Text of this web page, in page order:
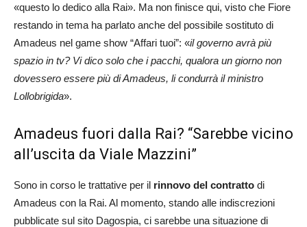
«questo lo dedico alla Rai». Ma non finisce qui, visto che Fiore
restando in tema ha parlato anche del possibile sostituto di
Amadeus nel game show “Affari tuoi”: «il governo avrà più
spazio in tv? Vi dico solo che i pacchi, qualora un giorno non
dovessero essere più di Amadeus, li condurrà il ministro
Lollobrigida».
Amadeus fuori dalla Rai? “Sarebbe vicino
all’uscita da Viale Mazzini”
Sono in corso le trattative per il rinnovo del contratto di
Amadeus con la Rai. Al momento, stando alle indiscrezioni
pubblicate sul sito Dagospia, ci sarebbe una situazione di